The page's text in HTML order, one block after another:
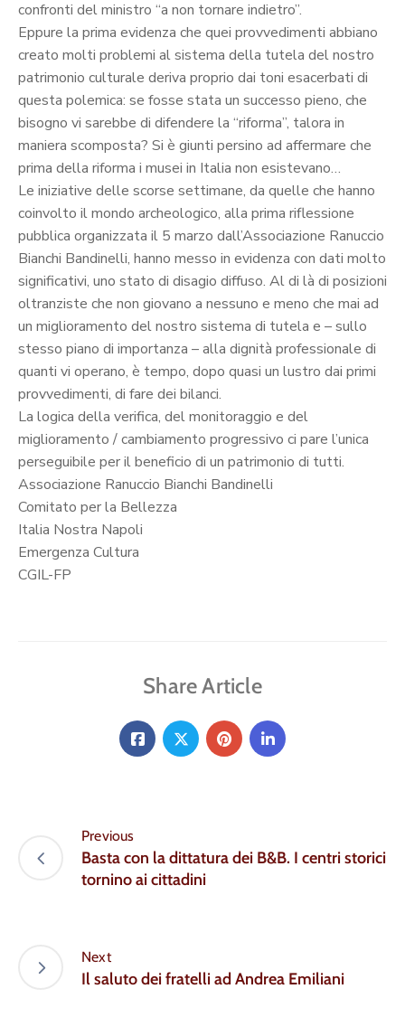
confronti del ministro “a non tornare indietro”.
Eppure la prima evidenza che quei provvedimenti abbiano
creato molti problemi al sistema della tutela del nostro
patrimonio culturale deriva proprio dai toni esacerbati di
questa polemica: se fosse stata un successo pieno, che
bisogno vi sarebbe di difendere la “riforma”, talora in
maniera scomposta? Si è giunti persino ad affermare che
prima della riforma i musei in Italia non esistevano…
Le iniziative delle scorse settimane, da quelle che hanno
coinvolto il mondo archeologico, alla prima riflessione
pubblica organizzata il 5 marzo dall’Associazione Ranuccio
Bianchi Bandinelli, hanno messo in evidenza con dati molto
significativi, uno stato di disagio diffuso. Al di là di posizioni
oltranziste che non giovano a nessuno e meno che mai ad
un miglioramento del nostro sistema di tutela e – sullo
stesso piano di importanza – alla dignità professionale di
quanti vi operano, è tempo, dopo quasi un lustro dai primi
provvedimenti, di fare dei bilanci.
La logica della verifica, del monitoraggio e del
miglioramento / cambiamento progressivo ci pare l’unica
perseguibile per il beneficio di un patrimonio di tutti.
Associazione Ranuccio Bianchi Bandinelli
Comitato per la Bellezza
Italia Nostra Napoli
Emergenza Cultura
CGIL-FP
Share Article
Previous
Basta con la dittatura dei B&B. I centri storici
tornino ai cittadini
Next
Il saluto dei fratelli ad Andrea Emiliani